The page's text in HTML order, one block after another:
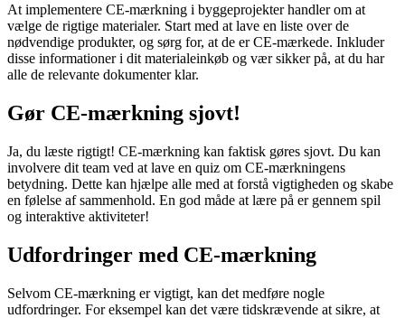
At implementere CE-mærkning i byggeprojekter handler om at
vælge de rigtige materialer. Start med at lave en liste over de
nødvendige produkter, og sørg for, at de er CE-mærkede. Inkluder
disse informationer i dit materialeinkøb og vær sikker på, at du har
alle de relevante dokumenter klar.
Gør CE-mærkning sjovt!
Ja, du læste rigtigt! CE-mærkning kan faktisk gøres sjovt. Du kan
involvere dit team ved at lave en quiz om CE-mærkningens
betydning. Dette kan hjælpe alle med at forstå vigtigheden og skabe
en følelse af sammenhold. En god måde at lære på er gennem spil
og interaktive aktiviteter!
Udfordringer med CE-mærkning
Selvom CE-mærkning er vigtigt, kan det medføre nogle
udfordringer. For eksempel kan det være tidskrævende at sikre, at